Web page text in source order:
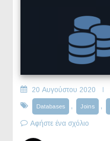
20 Αυγούστου 2020
Databases , Joins ,
Αφήστε ένα σχόλιο